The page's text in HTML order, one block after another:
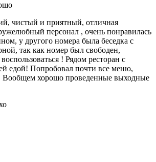
чистый и приятный, отличная
персонал , очень понравилась
у другого номера была беседка с
так как номер был свободен,
! Рядом ресторан с
едой! Попробовал почти все меню,
Вообщем хорошо проведенные выходные